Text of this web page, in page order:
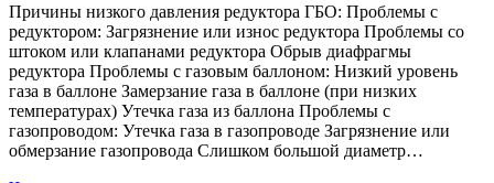
Причины низкого давления редуктора ГБО: Проблемы с
редуктором: Загрязнение или износ редуктора Проблемы со
штоком или клапанами редуктора Обрыв диафрагмы
редуктора Проблемы с газовым баллоном: Низкий уровень
газа в баллоне Замерзание газа в баллоне (при низких
температурах) Утечка газа из баллона Проблемы с
газопроводом: Утечка газа в газопроводе Загрязнение или
обмерзание газопровода Слишком большой диаметр…